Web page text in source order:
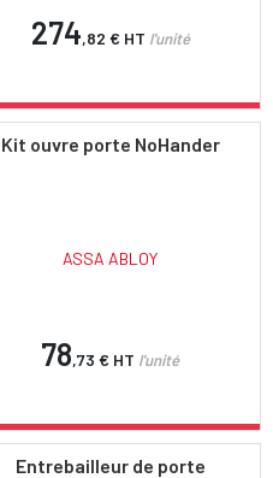
274,82 € HT l'unité
Kit ouvre porte NoHander
ASSA ABLOY
78,73 € HT l'unité
Entrebailleur de porte